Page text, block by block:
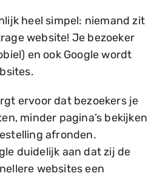
heel simpel: niemand zit
website! Je bezoeker
en ook Google wordt
ervoor dat bezoekers je
minder pagina’s bekijken
afronden.
duidelijk aan dat zij de
websites een